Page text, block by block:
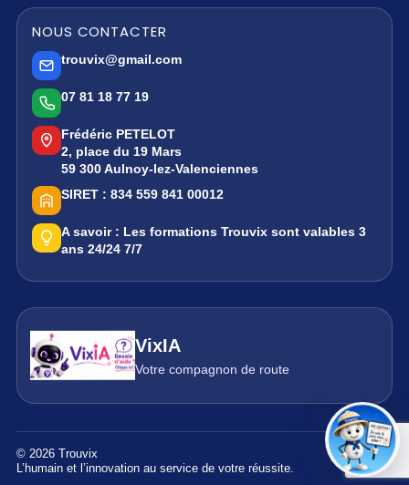
NOUS CONTACTER
trouvix@gmail.com
07 81 18 77 19
Frédéric PETELOT
2, place du 19 Mars
59 300 Aulnoy-lez-Valenciennes
SIRET : 834 559 841 00012
A savoir : Les formations Trouvix sont valables 3
ans 24/24 7/7
VixIA
Votre compagnon de route
© 2026 Trouvix
L’humain et l’innovation au service de votre réussite.